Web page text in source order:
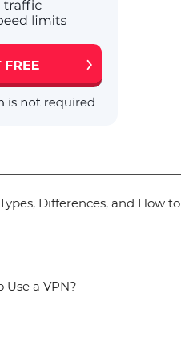
Differences, and How to
Use a VPN?